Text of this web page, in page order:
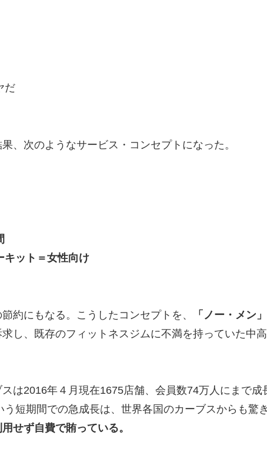
だ
、次のようなサービス・コンセプトになった。
ット＝女性向け
約にもなる。こうしたコンセプトを、
「ノー・メン
求し、既存のフィットネスジムに不満を持っていた中
は2016年４月現在1675店舗、会員数74万人にまで成
短期間での急成長は、世界各国のカーブスからも驚
せず自費で賄っている。